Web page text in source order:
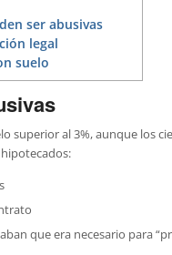
ser abusivas
legal
suelo
superior al 3%, aunque los
que era necesario para